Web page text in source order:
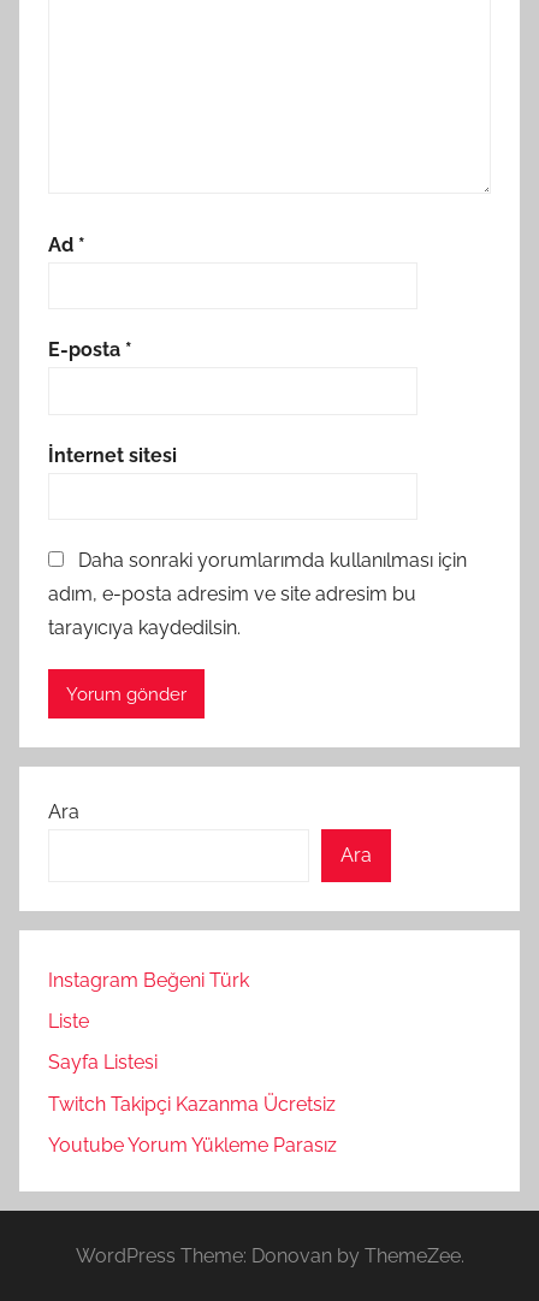
Ad *
E-posta *
İnternet sitesi
Daha sonraki yorumlarımda kullanılması için
adım, e-posta adresim ve site adresim bu
tarayıcıya kaydedilsin.
Ara
Ara
Instagram Beğeni Türk
Liste
Sayfa Listesi
Twitch Takipçi Kazanma Ücretsiz
Youtube Yorum Yükleme Parasız
WordPress Theme: Donovan by ThemeZee.